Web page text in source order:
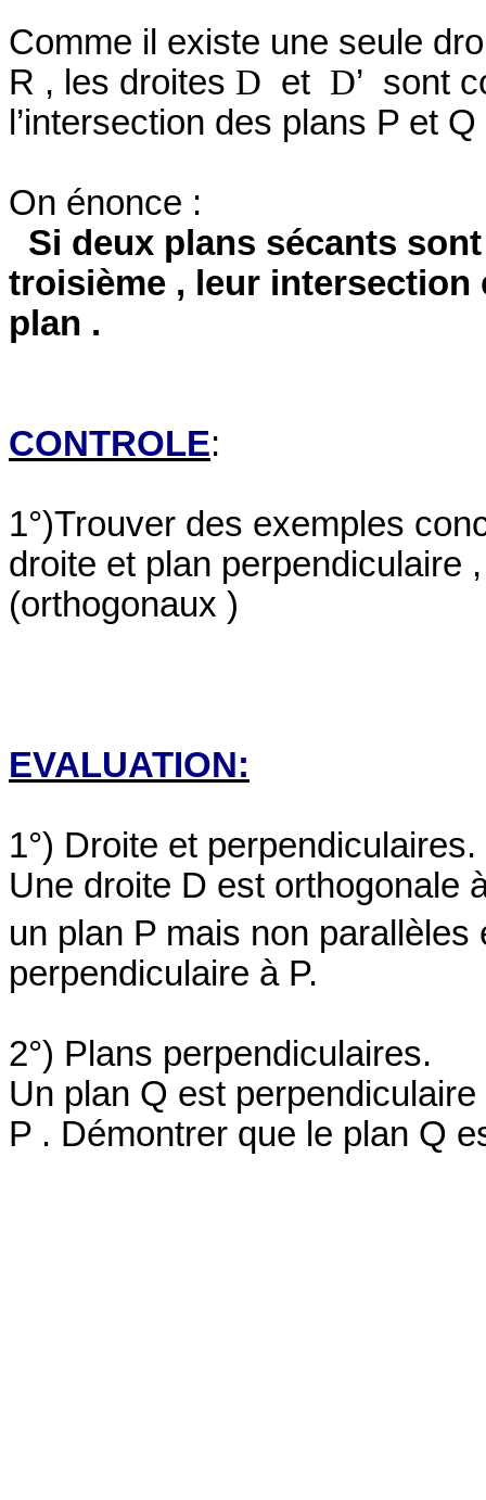
Comme il existe une seule
R , les droites D et D’ sont
l’intersection des plans P et Q
On énonce :
Si deux plans sécants
troisième , leur intersection
plan .
CONTROLE:
1°)Trouver des exemples
droite et plan perpendiculaire
(orthogonaux )
EVALUATION:
1°) Droite et perpendiculaires.
Une droite D est orthogonale
un plan P mais non
perpendiculaire à P.
2°) Plans perpendiculaires.
Un plan Q est
P . Démontrer que le plan Q